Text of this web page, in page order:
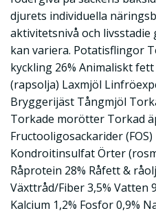
djurets individuella
aktivitetsnivå och
kan variera. Potatisflingor
kyckling 26% Animaliskt
(rapsolja) Laxmjöl
Bryggerijäst Tångmjöl
Torkade morötter Torkad
Fructooligosackarider
Kondroitinsulfat Örter
Råprotein 28% Råfett &
Växttråd/Fiber 3,5% Vatten
Kalcium 1,2% Fosfor 0,9%